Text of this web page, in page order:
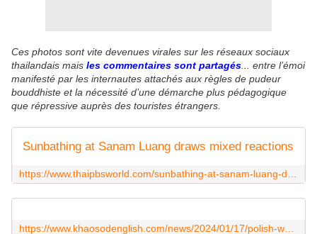
Ces photos sont vite devenues virales sur les réseaux sociaux
thailandais mais les commentaires sont partagés ... entre l’émoi
manifesté par les internautes attachés aux règles de pudeur
bouddhiste et la nécessité d’une démarche plus pédagogique
que répressive auprès des touristes étrangers.
Sunbathing at Sanam Luang draws mixed reactions